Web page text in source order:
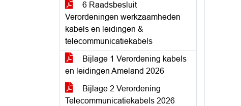
6 Raadsbesluit
Verordeningen werkzaamheden
kabels en leidingen &
telecommunicatiekabels
Bijlage 1 Verordening kabels
en leidingen Ameland 2026
Bijlage 2 Verordening
Telecommunicatiekabels 2026